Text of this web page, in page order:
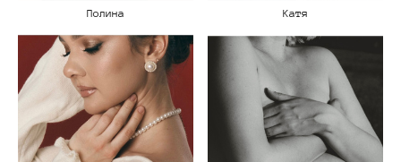
Полина Катя